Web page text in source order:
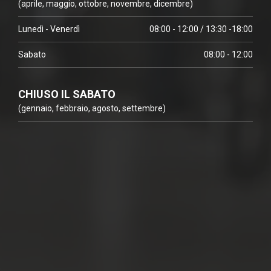
(aprile, maggio, ottobre, novembre, dicembre)
Lunedì - Venerdì 08:00 - 12:00 / 13:30 -18:00
Sabato 08:00 - 12:00
CHIUSO IL SABATO
(gennaio, febbraio, agosto, settembre)